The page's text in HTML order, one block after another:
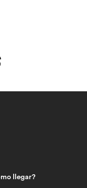
llegar?